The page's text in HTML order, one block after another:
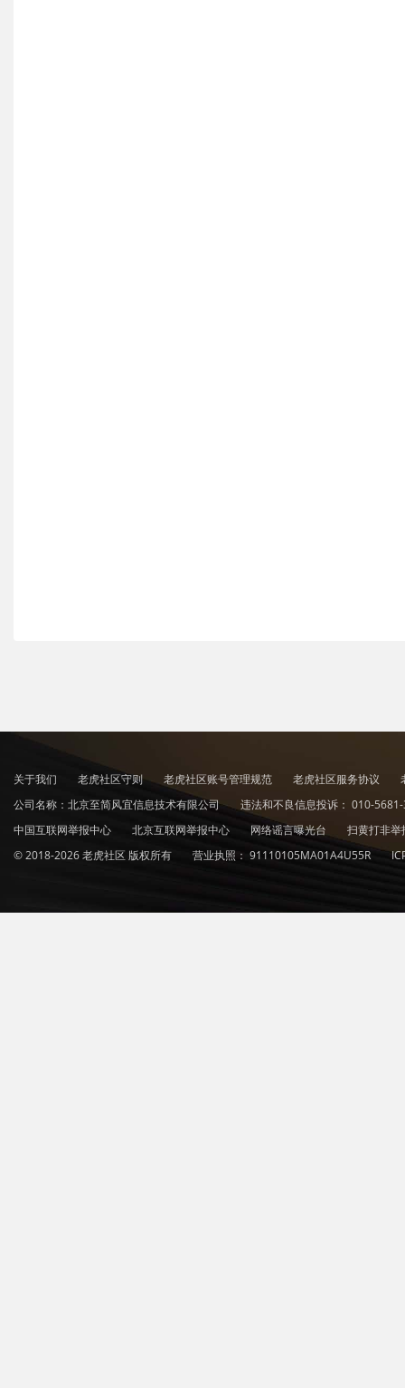
关于我们 老虎社区守则 老虎社区账号管理规范 老虎社区服务协议
公司名称：北京至简风宜信息技术有限公司
违法和不良信息投诉： 010-
中国互联网举报中心
北京互联网举报中心 网络谣言曝光台
扫黄打非
© 2018-2026 老虎社区 版权所有
营业执照： 91110105MA01A4U55R